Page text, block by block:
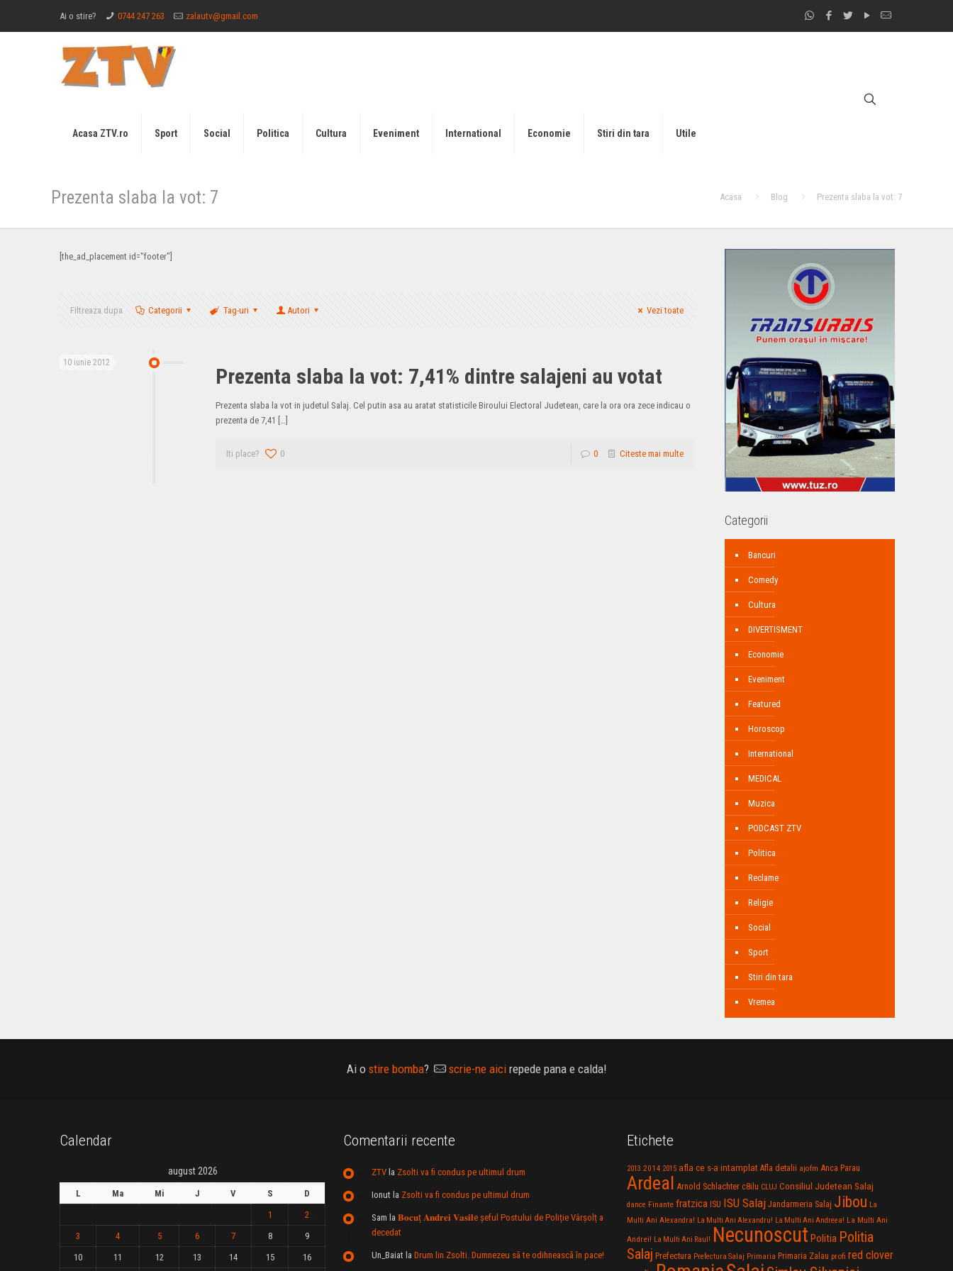
Ai o stire? 0744 247 263 zalautv@gmail.com
Acasa ZTV.ro Sport Social Politica Cultura Eveniment International Economie Stiri din tara Utile
Prezenta slaba la vot: 7 Acasa Blog Prezenta slaba la vot: 7
[the_ad_placement id="footer"]
Filtreaza dupa Categorii Tag-uri Autori Vezi toate
10 iunie 2012
Prezenta slaba la vot: 7,41% dintre salajeni au votat
Prezenta slaba la vot in judetul Salaj. Cel putin asa au aratat statisticile Biroului Electoral Judetean, care la ora ora zece indicau o
prezenta de 7,41 […]
Iti place? 0 0 Citeste mai multe
Categorii
Bancuri
Comedy
Cultura
DIVERTISMENT
Economie
Eveniment
Featured
Horoscop
International
MEDICAL
Muzica
PODCAST ZTV
Politica
Reclame
Religie
Social
Sport
Stiri din tara
Vremea
Ai o stire bomba? scrie-ne aicirepede pana e calda!
Calendar
august 2026
L Ma Mi J V S
D
1
2
3
4 5 6 7 8
9
10
11 12 13 14 15 16
Comentarii recente
ZTVla Zsolti va fi condus pe ultimul drum
Ionut la Zsolti va fi condus pe ultimul drum
Sam la 𝐁𝐨𝐜𝐮ț 𝐀𝐧𝐝𝐫𝐞𝐢 𝐕𝐚𝐬𝐢𝐥e şeful Postului de Poliție Vârșolț a
decedat
Un_Baiat la Drum lin Zsolti. Dumnezeu sã te odihneascã în pace!
Etichete
2013 2014 2015 afla ce s-a intamplat Afla detalii ajofm Anca Parau
Ardeal Arnold Schlachter c8ilu CLUJ Consiliul Judetean Salaj
dance Finante fratzica ISU ISU Salaj Jandarmeria Salaj Jibou La
Multi Ani Alexandra! La Multi Ani Alexandru! La Multi Ani Andreea! La Multi Ani
Andrei! La Multi Ani Raul! Necunoscut Politia Politia
Salaj Prefectura Prefectura Salaj Primaria Primaria Zalau profi red clover